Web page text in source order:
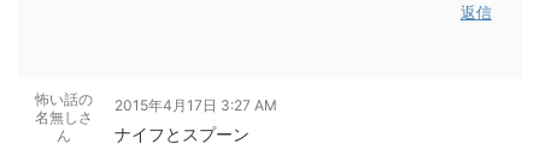
返信
怖い話の
名無しさ
ん
2015年4月17日 3:27 AM
ナイフとスプーン